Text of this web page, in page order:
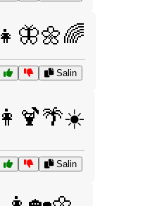
👧🦋🌼🌈
Salin
👩🍹🌴☀️
Salin